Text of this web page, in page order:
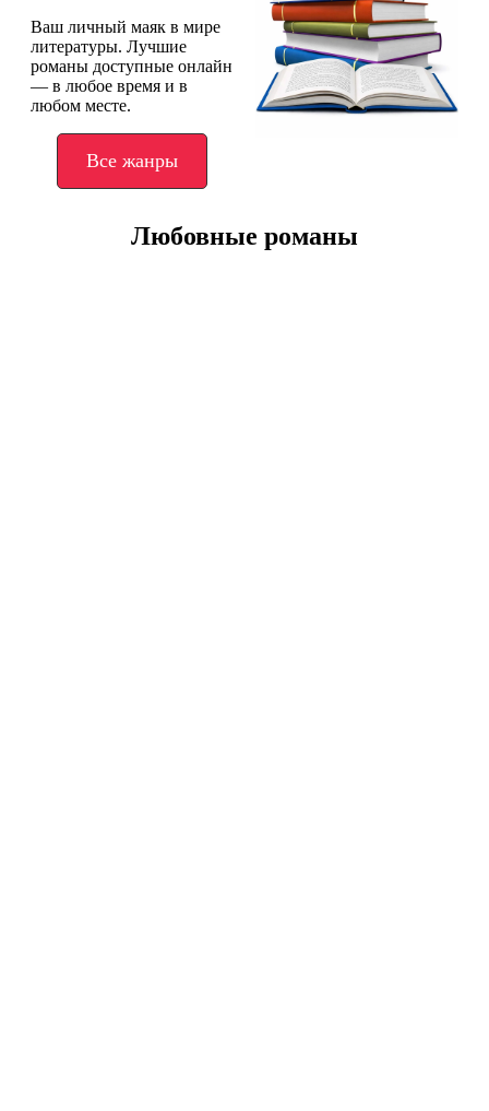
Ваш личный маяк в мире
литературы. Лучшие
романы доступные онлайн
— в любое время и в
любом месте.
Все жанры
Любовные романы